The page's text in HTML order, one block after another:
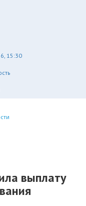
15:30
выплату